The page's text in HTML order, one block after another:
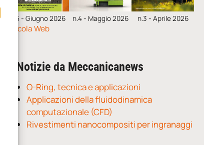
n.5 - Giugno 2026 n.4 - Maggio 2026 n.3 - Aprile 2026
Edicola Web
Notizie da Meccanicanews
O-Ring, tecnica e applicazioni
Applicazioni della fluidodinamica
computazionale (CFD)
Rivestimenti nanocompositi per ingranaggi